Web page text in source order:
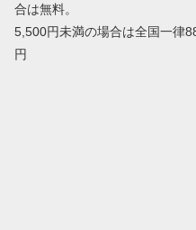
合は無料。
5,500円未満の場合は全国一律
円